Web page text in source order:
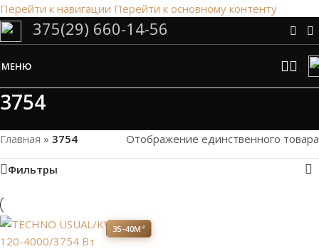
Перейти к навигации Перейти к основному контенту
Сэкономим Ваше время на подбор
Рассчитаем мощность | Предложим от 3х вариантов | В
наличии и под заказ
375(29) 660-14-56
МЕНЮ
3754
Главная » 3754 Отображение единственного товара
Фильтры
35-40М²